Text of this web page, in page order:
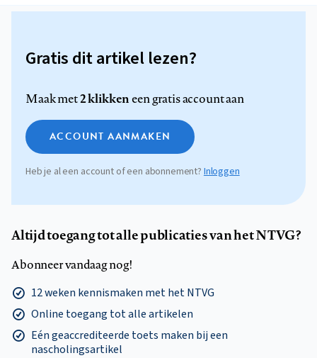
Gratis dit artikel lezen?
Maak met2 klikkeneen gratis account aan
ACCOUNT AANMAKEN
Heb je al een account of een abonnement? Inloggen
Altijd toegang tot alle publicaties van het NTVG?
Abonneer vandaag nog!
12 weken kennismaken met het NTVG
Online toegang tot alle artikelen
Eén geaccrediteerde toets maken bij een
nascholingsartikel